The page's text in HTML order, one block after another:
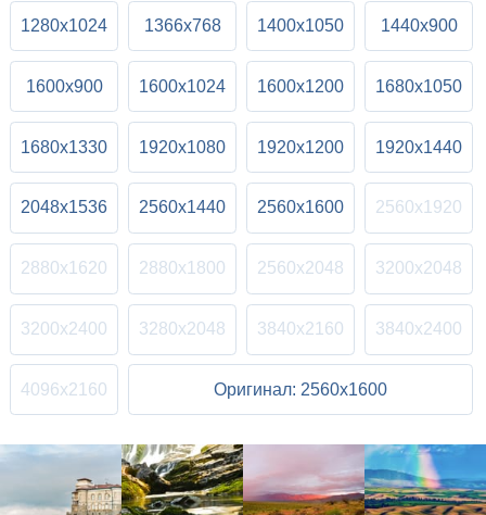
1280x1024 1366x768 1400x1050 1440x900
1600x900 1600x1024 1600x1200 1680x1050
1680x1330 1920x1080 1920x1200 1920x1440
2048x1536 2560x1440 2560x1600 2560x1920
2880x1620 2880x1800 2560x2048 3200x2048
3200x2400 3280x2048 3840x2160 3840x2400
4096x2160 Оригинал: 2560x1600